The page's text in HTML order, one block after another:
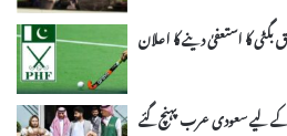
کا استعفیٰ دینے کا اعلان
لیے سعودی عرب پہنچ گئے